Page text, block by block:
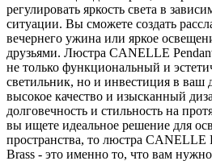
регулировать яркость света в
ситуации. Вы сможете создать
вечернего ужина или яркое
друзьями. Люстра CANELLE
не только функциональный и
светильник, но и инвестиция в ваш
высокое качество и изысканный
долговечность и стильность на
вы ищете идеальное решение для
пространства, то люстра CANELLE
Brass - это именно то, что вам